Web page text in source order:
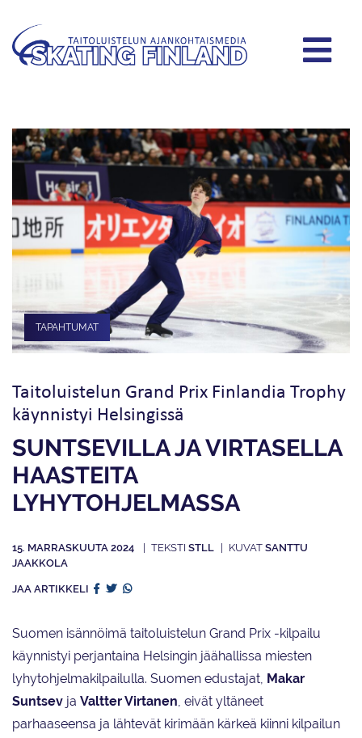
TAPAHTUMAT
Taitoluistelun Grand Prix Finlandia Trophy
käynnistyi Helsingissä
SUNTSEVILLA JA VIRTASELLA
HAASTEITA
LYHYTOHJELMASSA
15. MARRASKUUTA 2024 STLL
SANTTU
JAAKKOLA
JAA ARTIKKELI
Suomen isännöimä taitoluistelun Grand Prix -kilpailu
käynnistyi perjantaina Helsingin jäähallissa miesten
lyhytohjelmakilpailulla. Suomen edustajat, Makar
Suntsev ja Valtter Virtanen, eivät yltäneet
parhaaseensa ja lähtevät kirimään kärkeä kiinni kilpailun